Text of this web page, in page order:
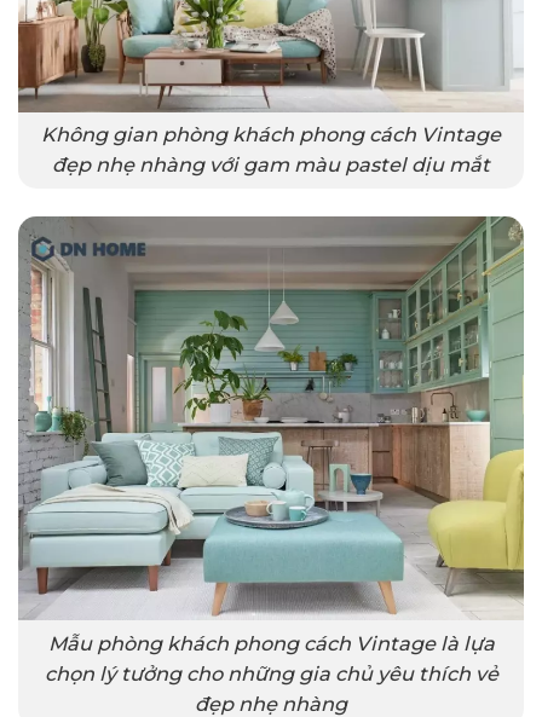
Không gian phòng khách phong cách Vintage
đẹp nhẹ nhàng với gam màu pastel dịu mắt
Mẫu phòng khách phong cách Vintage là lựa
chọn lý tưởng cho những gia chủ yêu thích vẻ
đẹp nhẹ nhàng